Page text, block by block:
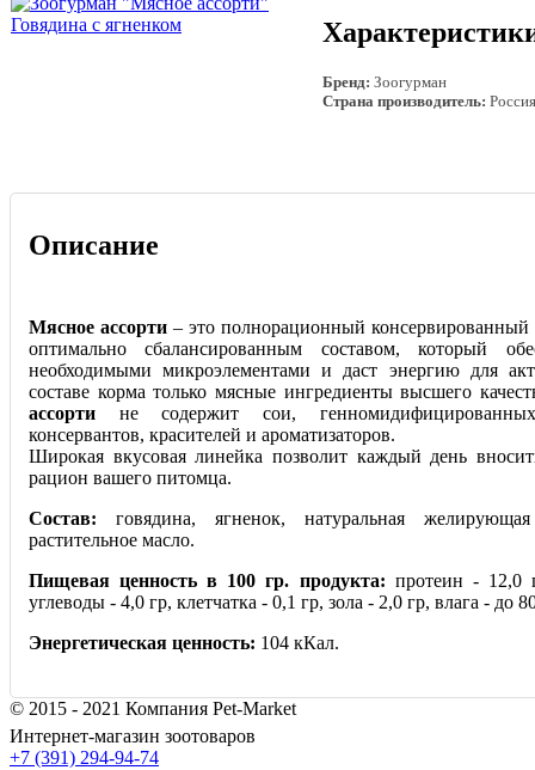
Бренд: Зоогурман
Страна производитель: Россия
Описание
Мясное ассорти – это полнорационный
оптимально сбалансированным составом, который
необходимыми микроэлементами и даст энергию для
составе корма только мясные ингредиенты высшего
ассорти не содержит сои, генномидифицированных
консервантов, красителей и ароматизаторов.
Широкая вкусовая линейка позволит каждый день
рацион вашего питомца.
Состав: говядина, ягненок, натуральная
растительное масло.
Пищевая ценность в 100 гр. продукта: протеин - 12,0
углеводы - 4,0 гр, клетчатка - 0,1 гр, зола - 2,0 гр, влага - до
Энергетическая ценность: 104 кКал.
© 2015 - 2021 Компания Pet-Market
Интернет-магазин зоотоваров
+7 (391) 294-94-74